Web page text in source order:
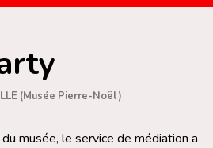
(Musée Pierre-Noël)
musée, le service de médiation a